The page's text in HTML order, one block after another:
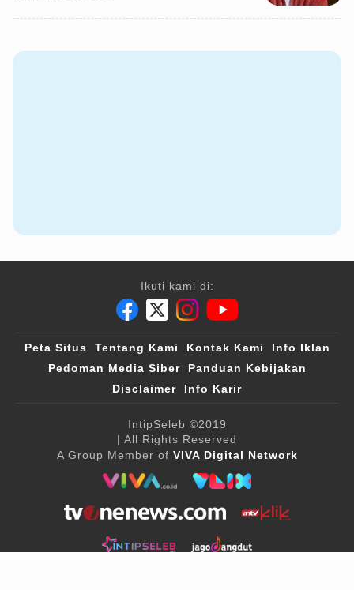
Ikuti kami di:
Peta Situs Tentang Kami Kontak Kami
Info Iklan
Pedoman Media Siber
Panduan Kebijakan
Disclaimer
Info Karir
IntipSeleb ©2019
| All Rights Reserved
A Group Member of VIVA Digital Network